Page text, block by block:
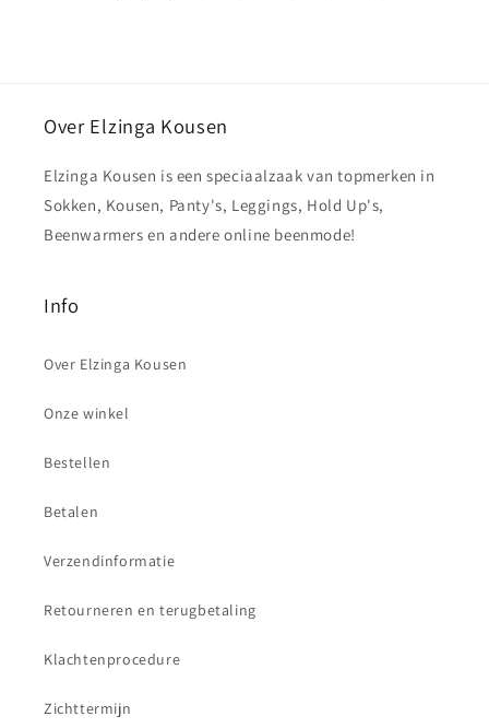
Over Elzinga Kousen
Elzinga Kousen is een speciaalzaak van topmerken in
Sokken, Kousen, Panty's, Leggings, Hold Up's,
Beenwarmers en andere online beenmode!
Info
Over Elzinga Kousen
Onze winkel
Bestellen
Betalen
Verzendinformatie
Retourneren en terugbetaling
Klachtenprocedure
Zichttermijn